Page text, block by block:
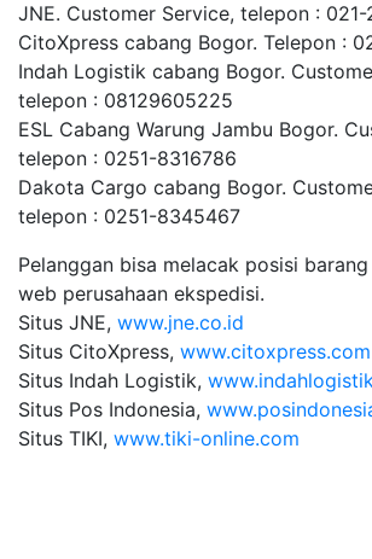
JNE. Customer Service, telepon :
CitoXpress cabang Bogor. Telepon :
Indah Logistik cabang Bogor.
telepon : 08129605225
ESL Cabang Warung Jambu Bogor.
telepon : 0251-8316786
Dakota Cargo cabang Bogor.
telepon : 0251-8345467
Pelanggan bisa melacak posisi
web perusahaan ekspedisi.
Situs JNE, www.jne.co.id
Situs CitoXpress, www.citoxpress.com
Situs Indah Logistik,
Situs Pos Indonesia,
Situs TIKI, www.tiki-online.com